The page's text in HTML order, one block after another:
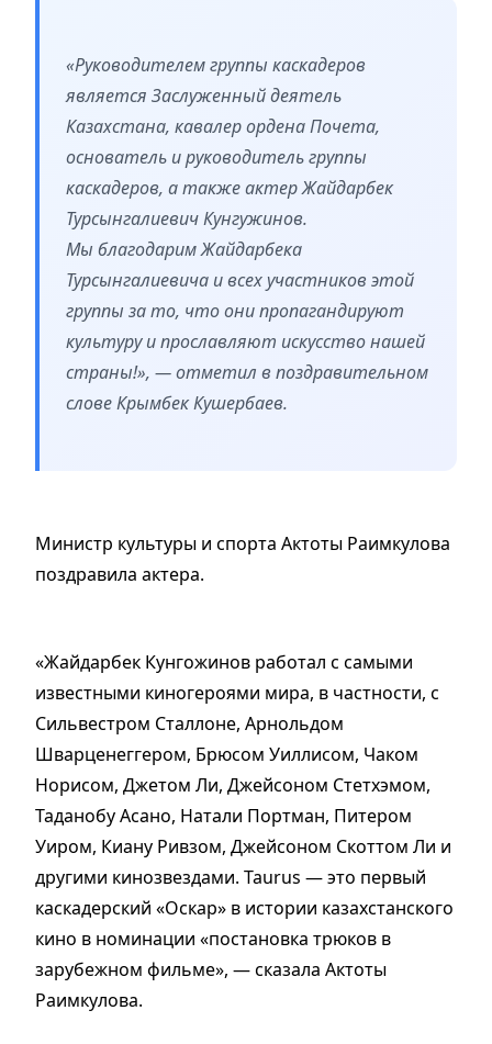
«Руководителем группы каскадеров
является Заслуженный деятель
Казахстана, кавалер ордена Почета,
основатель и руководитель группы
каскадеров, а также актер Жайдарбек
Турсынгалиевич Кунгужинов.
Мы благодарим Жайдарбека
Турсынгалиевича и всех участников этой
группы за то, что они пропагандируют
культуру и прославляют искусство нашей
страны!», — отметил в поздравительном
слове Крымбек Кушербаев.
Министр культуры и спорта Актоты Раимкулова
поздравила актера.
«Жайдарбек Кунгожинов работал с самыми
известными киногероями мира, в частности, с
Сильвестром Сталлоне, Арнольдом
Шварценеггером, Брюсом Уиллисом, Чаком
Норисом, Джетом Ли, Джейсоном Стетхэмом,
Таданобу Асано, Натали Портман, Питером
Уиром, Киану Ривзом, Джейсоном Скоттом Ли и
другими кинозвездами. Taurus — это первый
каскадерский «Оскар» в истории казахстанского
кино в номинации «постановка трюков в
зарубежном фильме», — сказала Актоты
Раимкулова.